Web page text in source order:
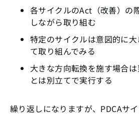
各サイクルのAct（改善）の
しながら取り組む
特定のサイクルは意図的に
て取り組んでみる
大きな方向転換を施す場合
とは別立てで実行する
繰り返しになりますが、PDCAサ